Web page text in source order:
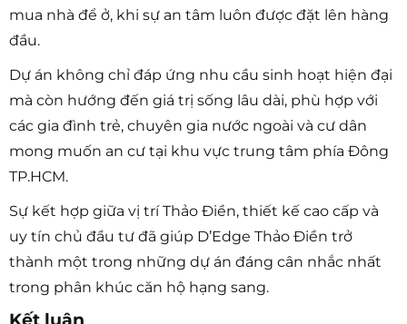
mua nhà để ở, khi sự an tâm luôn được đặt lên hàng
đầu.
Dự án không chỉ đáp ứng nhu cầu sinh hoạt hiện đại
mà còn hướng đến giá trị sống lâu dài, phù hợp với
các gia đình trẻ, chuyên gia nước ngoài và cư dân
mong muốn an cư tại khu vực trung tâm phía Đông
TP.HCM.
Sự kết hợp giữa vị trí Thảo Điền, thiết kế cao cấp và
uy tín chủ đầu tư đã giúp D’Edge Thảo Điền trở
thành một trong những dự án đáng cân nhắc nhất
trong phân khúc căn hộ hạng sang.
Kết luận